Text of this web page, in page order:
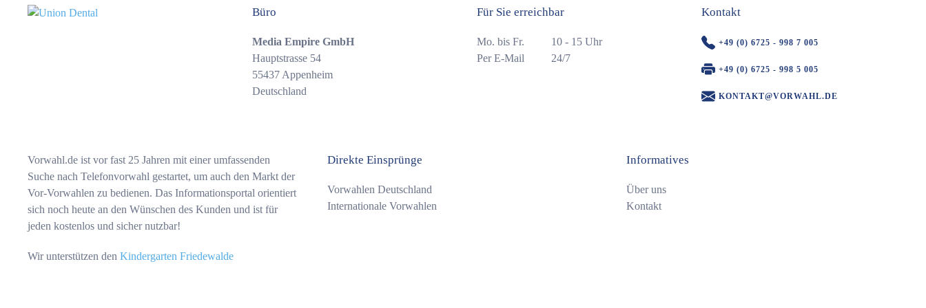
Büro
Media Empire GmbH
Hauptstrasse 54
55437 Appenheim
Deutschland
Kontakt
+49 (0) 6725 - 998 7 005
+49 (0) 6725 - 998 5 005
KONTAKT@VORWAHL.DE
Für Sie erreichbar
Mo. bis Fr.
10 - 15 Uhr
Per E-Mail
24/7
Vorwahl.de ist vor fast 25 Jahren mit einer umfassenden
Suche nach Telefonvorwahl gestartet, um auch den Markt der
Vor-Vorwahlen zu bedienen. Das Informationsportal orientiert
sich noch heute an den Wünschen des Kunden und ist für
jeden kostenlos und sicher nutzbar!
Wir unterstützen den Kindergarten Friedewalde
Direkte Einsprünge
Vorwahlen Deutschland
Internationale Vorwahlen
Informatives
Über uns
Kontakt